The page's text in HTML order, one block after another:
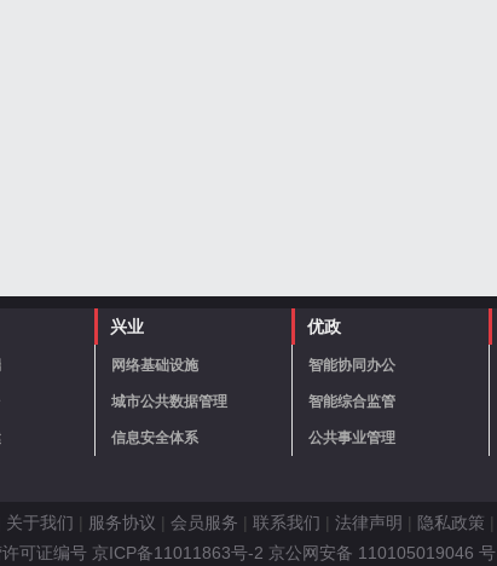
兴业
网络基础设施
城市公共数据管理
信息安全体系
优政
智能协同办公
智能综合监管
公共事业管理
关于我们 | 服务协议 | 会员服务 | 联系我们 | 法律声明 | 隐私政策 |
可证编号 京ICP备11011863号-2 京公网安备 110105019046 号